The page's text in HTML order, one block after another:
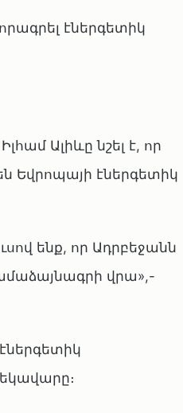
էներգետիկ
Ալիևը նշել է, որ
Եվրոպայի էներգետիկ
ենք, որ Ադրբեջանն
վրա»,-